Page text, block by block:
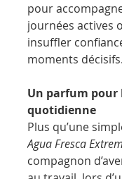
pour
journées actives
insuffler
moments décisifs.
Un parfum pour
quotidienne
Plus qu’une
Agua Fresca
compagnon